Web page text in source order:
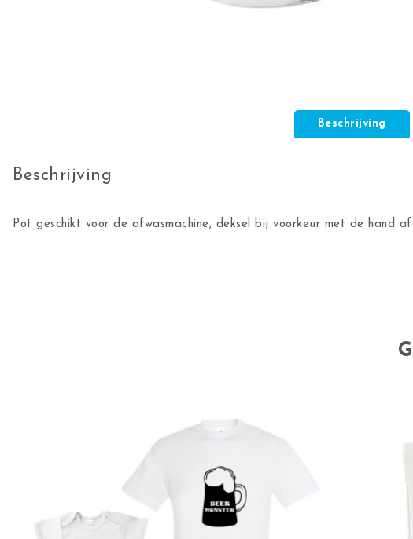
Beschrijving
Beschrijving
Pot geschikt voor de afwasmachine, deksel bij voorkeur met de hand